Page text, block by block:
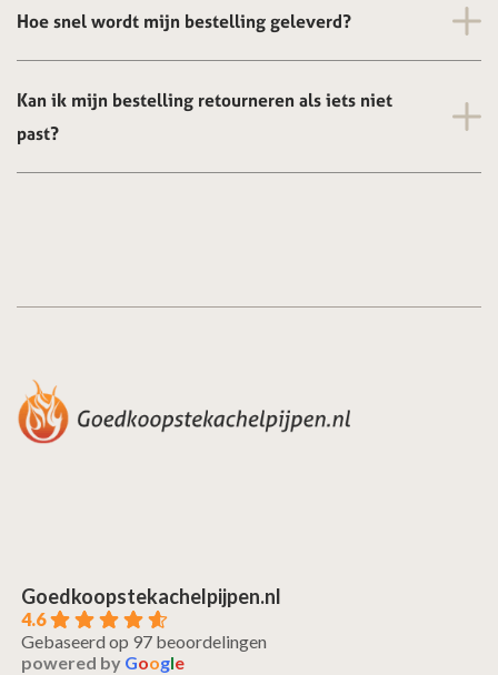
Hoe snel wordt mijn bestelling geleverd?
Kan ik mijn bestelling retourneren als iets niet
past?
Goedkoopstekachelpijpen.nl
4.6
Gebaseerd op 97 beoordelingen
powered by Google